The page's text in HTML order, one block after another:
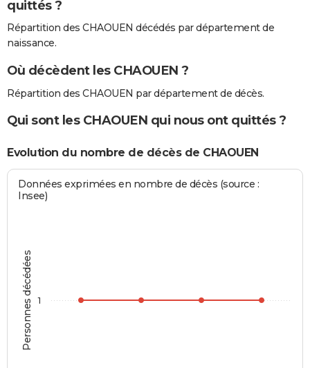
quittés ?
Répartition des CHAOUEN décédés par département de
naissance.
Où décèdent les CHAOUEN ?
Répartition des CHAOUEN par département de décès.
Qui sont les CHAOUEN qui nous ont quittés ?
Evolution du nombre de décès de CHAOUEN
Personnes décédées
Données exprimées en nombre de décès (source :
Insee)
1